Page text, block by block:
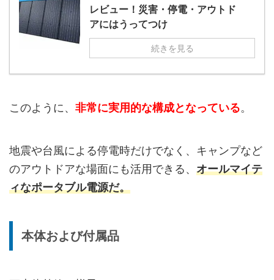
レビュー！災害・停電・アウトド
アにはうってつけ
続きを見る
このように、 非常に実用的な構成となっている。
地震や台風による停電時だけでなく、キャンプなど
のアウトドアな場面にも活用できる、 オールマイテ
ィなポータブル電源だ。
本体および付属品